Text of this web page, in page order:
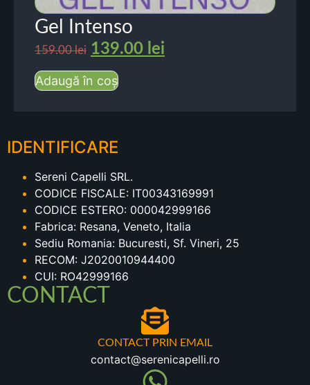
Gel Intenso
159.00lei 139.00 lei
Adaugă în coș
IDENTIFICARE
Sereni Capelli SRL.
CODICE FISCALE: IT00343169991
CODICE ESTERO: 000042999166
Fabrica: Resana, Veneto, Italia
Sediu Romania: Bucuresti, Sf. Vineri, 25
RECOM: J2020010944400
CUI: RO42999166
CONTACT
CONTACT PRIN EMAIL
contact@serenicapelli.ro